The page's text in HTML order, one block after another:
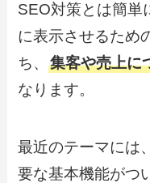
SEO対策とは簡単
に表示させるため
ち、集客や売上に
なります。
最近のテーマには
要な基本機能がつ